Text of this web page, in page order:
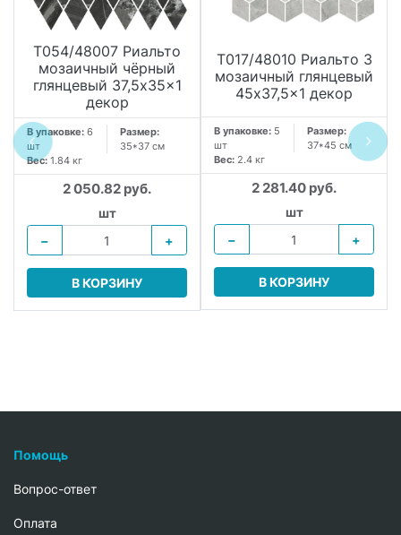
T054/48007 Риальто
мозаичный чёрный
глянцевый 37,5x35x1
декор
В упаковке: 6
шт
Размер:
35*37 см
Вес: 1.84 кг
2 050.82 руб.
шт
−
+
В КОРЗИНУ
T017/48010 Риальто 3
мозаичный глянцевый
45x37,5x1 декор
В упаковке: 5
шт
Размер:
37*45 см
Вес: 2.4 кг
2 281.40 руб.
шт
−
+
В КОРЗИНУ
Помощь
Вопрос-ответ
Oплата